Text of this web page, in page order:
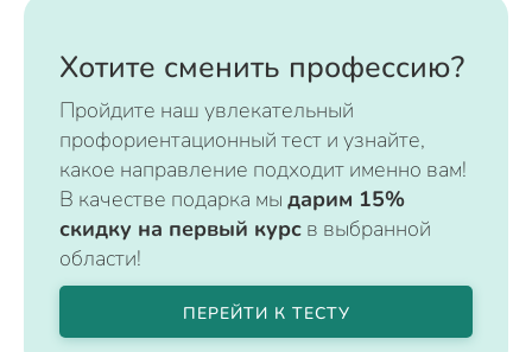
Хотите сменить профессию?
Пройдите наш увлекательный
профориентационный тест и узнайте,
какое направление подходит именно вам!
В качестве подарка мы дарим 15%
скидку на первый курс в выбранной
области!
ПЕРЕЙТИ К ТЕСТУ